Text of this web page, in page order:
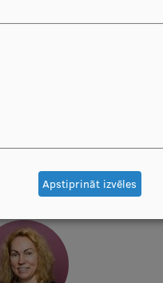
Apstiprināt izvēles